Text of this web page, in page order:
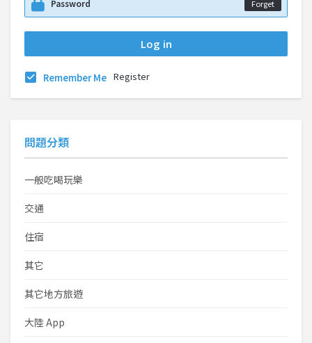
Forget
Remember Me Register
問題分類
一般吃喝玩樂
交通
住宿
其它
其它地方旅遊
大陸 App